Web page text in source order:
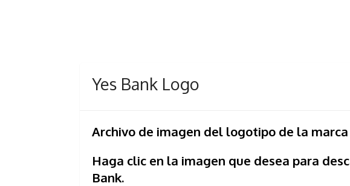
Yes Bank Logo
Archivo de imagen del logotipo de la marca
Haga clic en la imagen que desea para
Bank.